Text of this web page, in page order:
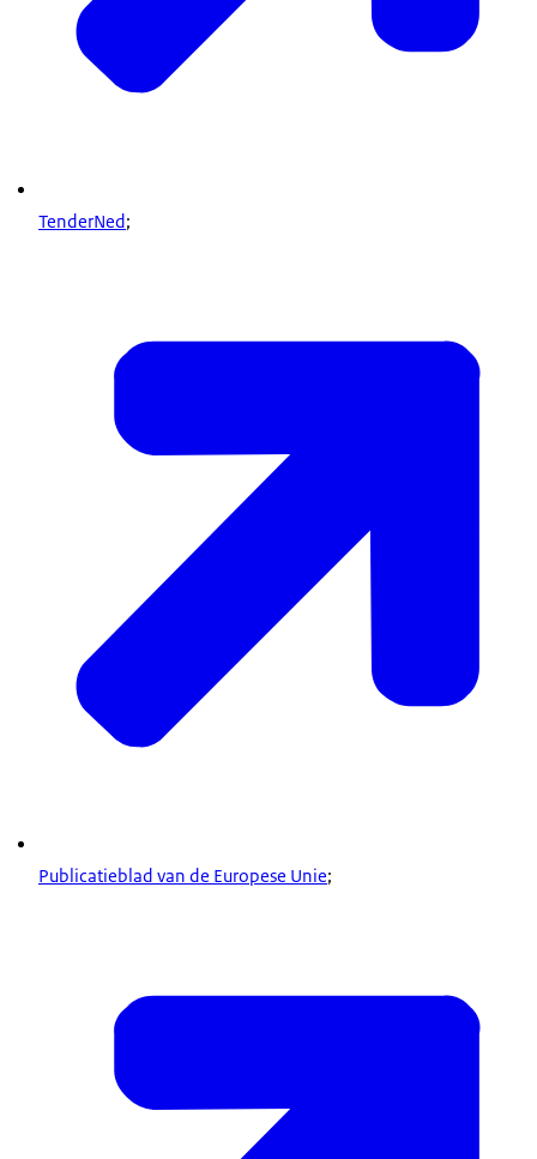
TenderNed;
Publicatieblad van de Europese Unie;